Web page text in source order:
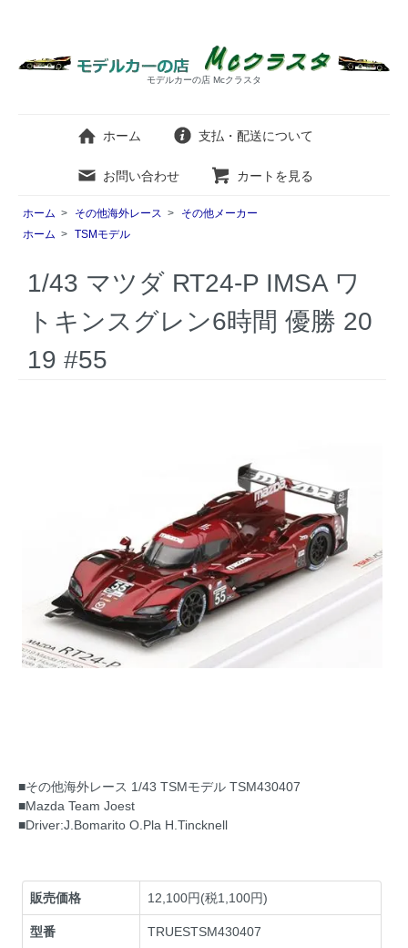
モデルカーの店 Mcクラスタ
ホーム 支払・配送について
お問い合わせ カートを見る
ホーム > その他海外レース >
その他メーカー
ホーム > TSMモデル
1/43 マツダ RT24-P IMSA ワ
トキンスグレン6時間 優勝 20
19 #55
■その他海外レース 1/43 TSMモデル TSM430407
■Mazda Team Joest
■Driver:J.Bomarito O.Pla H.Tincknell
販売価格 12,100円(税1,100円)
型番 TRUESTSM430407